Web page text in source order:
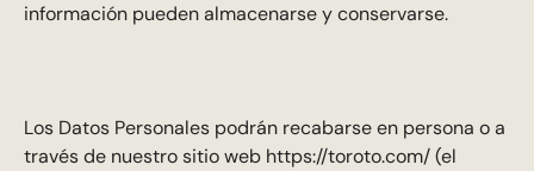
información pueden almacenarse y conservarse.
Los Datos Personales podrán recabarse en persona o a
través de nuestro sitio web https://toroto.com/ (el